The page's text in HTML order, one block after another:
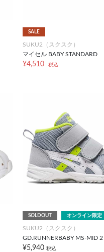
SALE
SUKU2（スクスク）
マイセル BABY STANDARD
¥4,510 税込
SOLDOUT オンライン限定
SUKU2（スクスク）
GD.RUNNERBABY MS-MID 2
¥5,940 税込